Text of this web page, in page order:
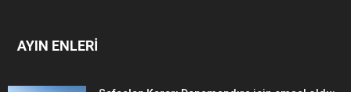
AYIN ENLERİ